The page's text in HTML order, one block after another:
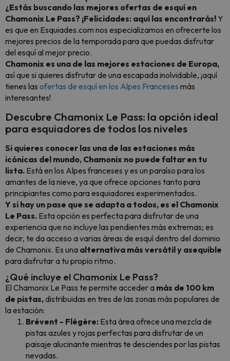
¿Estás buscando las mejores ofertas de esquí en
Chamonix Le Pass? ¡Felicidades: aquí las encontrarás! Y
es que en Esquiades.com nos especializamos en ofrecerte los
mejores precios de la temporada para que puedas disfrutar
del esquí al mejor precio.
Chamonix es una de las mejores estaciones de Europa,
así que si quieres disfrutar de una escapada inolvidable, ¡aquí
tienes las ofertas de esquí en los Alpes Franceses más
interesantes!
Descubre Chamonix Le Pass: la opción ideal
para esquiadores de todos los niveles
Si quieres conocer las una de las estaciones más
icónicas del mundo, Chamonix no puede faltar en tu
lista. Está en los Alpes franceses y es un paraíso para los
amantes de la nieve, ya que ofrece opciones tanto para
principiantes como para esquiadores experimentados.
Y si hay un pase que se adapta a todos, es el Chamonix
Le Pass. Esta opción es perfecta para disfrutar de una
experiencia que no incluye las pendientes más extremas; es
decir, te da acceso a varias áreas de esquí dentro del dominio
de Chamonix. Es una alternativa más versátil y asequible
para disfrutar a tu propio ritmo.
¿Qué incluye el Chamonix Le Pass?
El Chamonix Le Pass te permite acceder a más de 100 km
de pistas,distribuidas en tres de las zonas más populares de
la estación:
Brévent - Flégère: Esta área ofrece una mezcla de
pistas azules y rojas perfectas para disfrutar de un
paisaje alucinante mientras te desciendes por las pistas
nevadas.